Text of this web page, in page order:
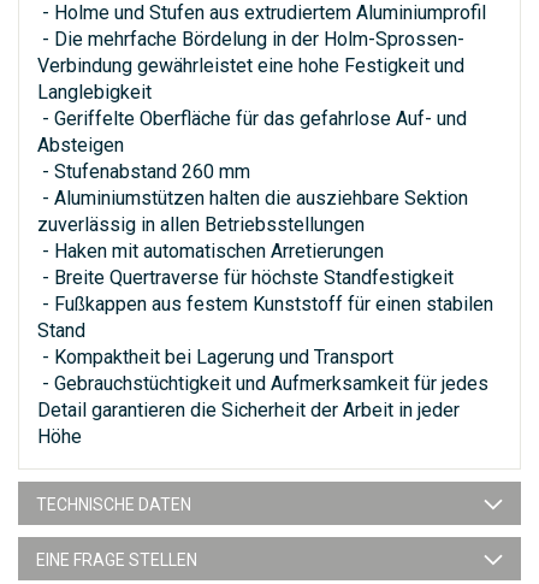
- Holme und Stufen aus extrudiertem Aluminiumprofil
- Die mehrfache Bördelung in der Holm-Sprossen-
Verbindung gewährleistet eine hohe Festigkeit und
Langlebigkeit
- Geriffelte Oberfläche für das gefahrlose Auf- und
Absteigen
- Stufenabstand 260 mm
- Aluminiumstützen halten die ausziehbare Sektion
zuverlässig in allen Betriebsstellungen
- Haken mit automatischen Arretierungen
- Breite Quertraverse für höchste Standfestigkeit
- Fußkappen aus festem Kunststoff für einen stabilen
Stand
- Kompaktheit bei Lagerung und Transport
- Gebrauchstüchtigkeit und Aufmerksamkeit für jedes
Detail garantieren die Sicherheit der Arbeit in jeder
Höhe
TECHNISCHE DATEN
EINE FRAGE STELLEN